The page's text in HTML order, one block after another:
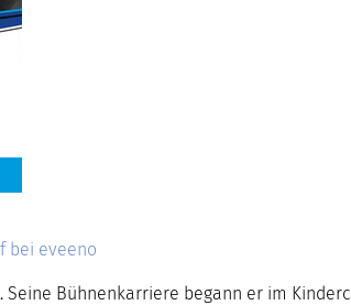
bei eveeno
Bühnenkarriere begann er im